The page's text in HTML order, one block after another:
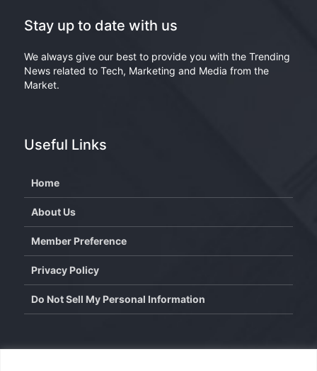
Stay up to date with us
We always give our best to provide you with the Trending
News related to Tech, Marketing and Media from the
Market.
Useful Links
Home
About Us
Member Preference
Privacy Policy
Do Not Sell My Personal Information